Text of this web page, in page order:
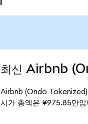
최신 Airbnb
Airbnb (Ondo
시가 총액은 ¥975.85만입